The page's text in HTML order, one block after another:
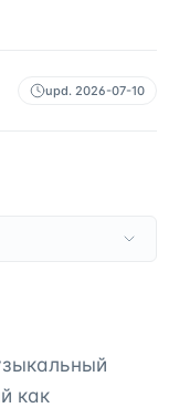
upd. 2026-07-10
как